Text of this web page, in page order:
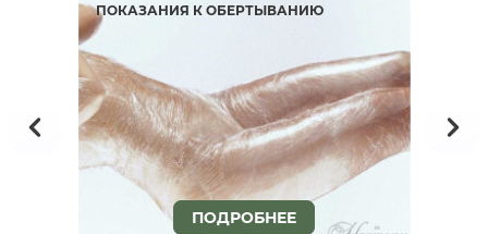
ПОКАЗАНИЯ К ОБЕРТЫВАНИЮ
ПОДРОБНЕЕ